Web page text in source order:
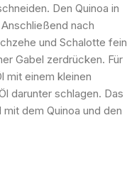
Den Quinoa in
nach
und Schalotte fein
Gabel zerdrücken. Für
mit einem kleinen
darunter schlagen. Das
dem Quinoa und den